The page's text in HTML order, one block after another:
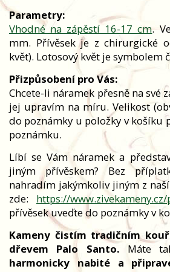
Parametry:
Vhodné na zápěstí 16-17 cm.
mm. Přívěsek je z chirurgické
květ). Lotosový květ je symbolem
Přizpůsobení pro Vás:
Chcete-li náramek přesně na své
jej upravím na míru. Velikost
do poznámky u položky v košíku
poznámku.
Líbí se Vám náramek a
jiným přívěskem? Bez
nahradím jakýmkoliv jiným z
zde: https://
přívěsek uveďte do poznámky v
Kameny čistím tradičním
dřevem Palo Santo. Máte
harmonicky nabité a